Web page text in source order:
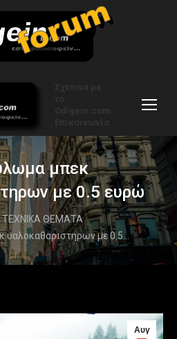
μπεκ
με 0.5 ευρώ
ΤΕΧΝΙΚΑ ΘΕΜΑΤΑ
υαλοκαθαριστηρων με 0.5…
Αυγ